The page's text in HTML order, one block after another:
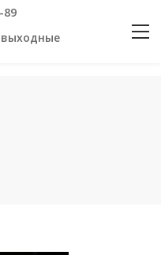
89
выходные